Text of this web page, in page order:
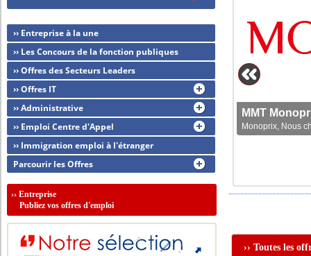
MMT
Monoprix, Nous
›› Toutes les
›› Entreprise à la une
›› Les Concours de la fonction publiques
›› Offres des Secteurs Leaders
›› Offres IT
›› Administrative
›› Emploi Centre d'Appel
›› Immigration emploi à l'étranger
Parcourir les Offres
››Entreprise
Publiez vos offres d'emploi